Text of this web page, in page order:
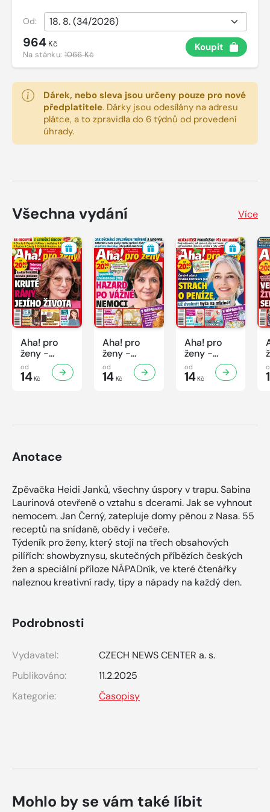
Od:
964 Kč
Na stánku:1066 Kč
Koupit
Dárek, nebo sleva jsou určeny pouze pro nové
předplatitele. Dárky jsou odesílány na adresu
plátce, a to zpravidla do 6 týdnů od provedení
úhrady.
Všechna vydání Více
Aha! pro
ženy -
32/2026
od
14Kč
Aha! pro
ženy -
31/2026
od
14Kč
Aha! pro
ženy -
30/2026
od
14Kč
Anotace
Zpěvačka Heidi Janků, všechny úspory v trapu. Sabina
Laurinová otevřeně o vztahu s dcerami. Jak se vyhnout
nemocem. Jan Černý, zatepluje domy pěnou z Nasa. 55
receptů na snídaně, obědy i večeře.
Týdeník pro ženy, který stojí na třech obsahových
pilířích: showbyznysu, skutečných příbězích českých
žen a speciální příloze NÁPADník, ve které čtenářky
naleznou kreativní rady, tipy a nápady na každý den.
Podrobnosti
Vydavatel:
CZECH NEWS CENTER a. s.
Publikováno:
11.2.2025
Kategorie:
Časopisy
Mohlo by se vám také líbit